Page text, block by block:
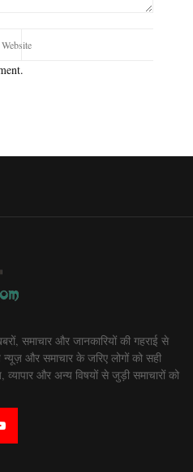
समाचार और जानकारियों की गहराई से
और समाचार के जरिए लोगों को सही
और अन्य विषयों से जुड़ी समाचारों को